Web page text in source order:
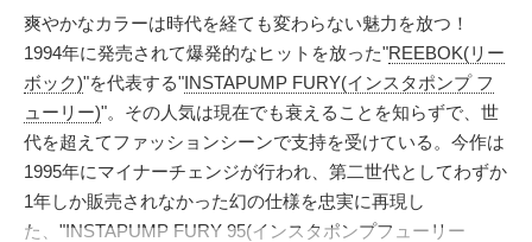
爽やかなカラーは時代を経ても変わらない魅力を放つ！
1994年に発売されて爆発的なヒットを放った"REEBOK(リー
ボック)"を代表する"INSTAPUMP FURY(インスタポンプ フ
ューリー)"。その人気は現在でも衰えることを知らずで、世
代を超えてファッションシーンで支持を受けている。今作は
1995年にマイナーチェンジが行われ、第二世代としてわずか
1年しか販売されなかった幻の仕様を忠実に再現し
た、"INSTAPUMP FURY 95(インスタポンプフューリー